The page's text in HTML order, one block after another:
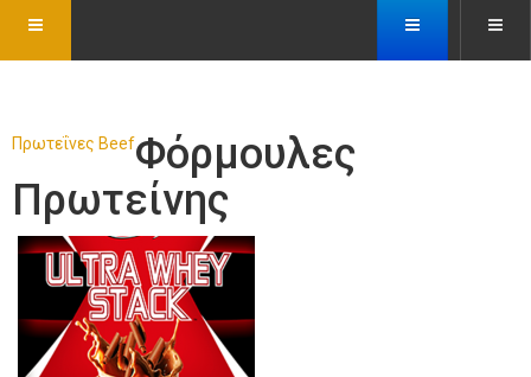
Πρωτεΐνες BeefΦόρμουλες
Πρωτείνης